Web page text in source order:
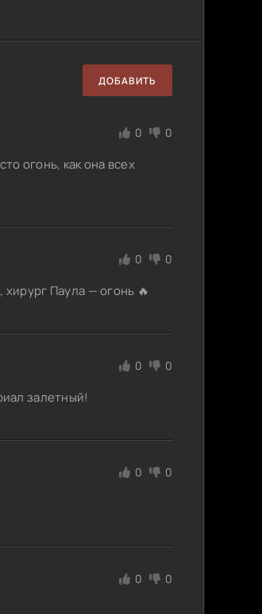
ДОБАВИТЬ
0 0
огонь, как она всех
0 0
Паула — огонь 🔥
0 0
залетный!
0 0
0 0